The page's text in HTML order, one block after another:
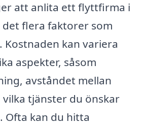
att anlita ett flyttfirma i
det flera faktorer som
kan variera
aspekter, såsom
avståndet mellan
tjänster du önskar
kan du hitta